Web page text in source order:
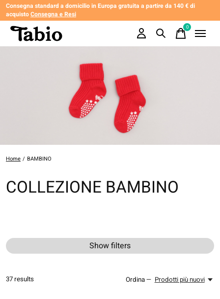
Consegna standard a domicilio in Europa gratuita a partire da 140 € di
acquistoConsegna e Resi
0items
Home / BAMBINO
COLLEZIONE BAMBINO
Show filters
37 results Ordina — Prodotti più nuovi